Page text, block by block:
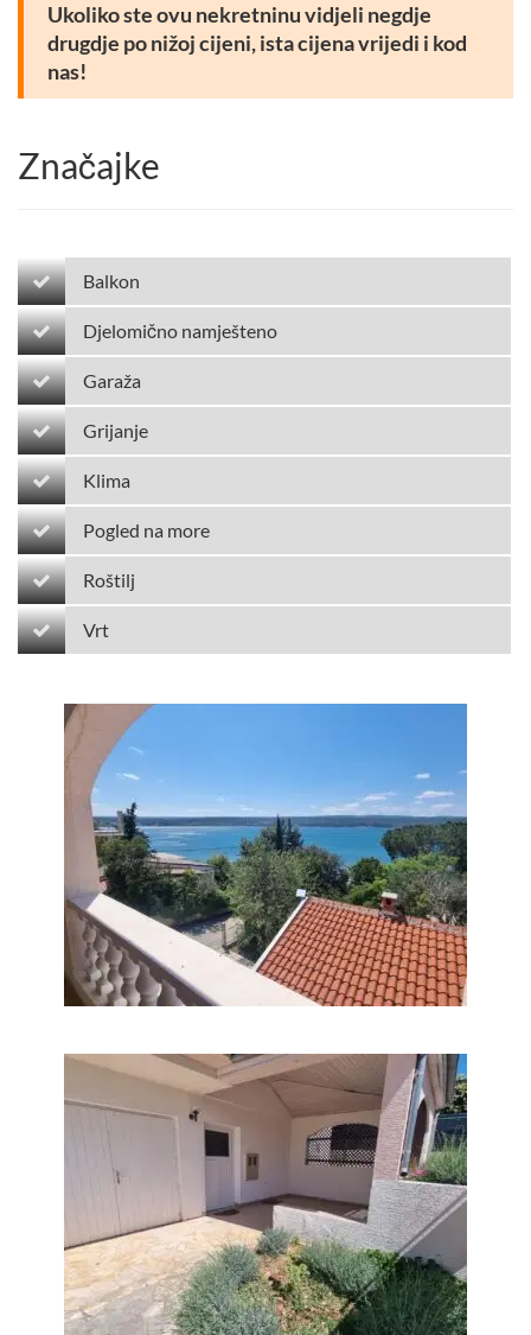
Ukoliko ste ovu nekretninu vidjeli negdje
drugdje po nižoj cijeni, ista cijena vrijedi i kod
nas!
Značajke
Balkon
Djelomično namješteno
Garaža
Grijanje
Klima
Pogled na more
Roštilj
Vrt